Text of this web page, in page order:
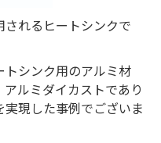
れるヒートシンクで
シンク用のアルミ材
アルミダイカストであり
現した事例でございま